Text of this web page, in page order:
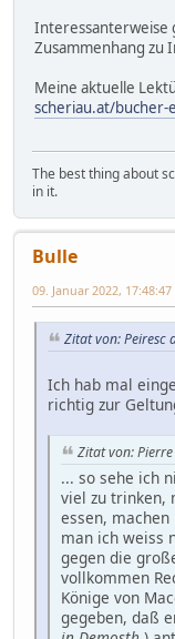
Interessanterweise
Zusammenhang zu
Meine aktuelle
scheriau.at/
The best thing about
in it.
Bulle
09. Januar 2022, 17:48:47
Zitat von: Peiresc
Ich hab mal
richtig zur
Zitat von: Pierre
... so sehe ich
viel zu trinken,
essen,
man ich weiss
gegen die
vollkommen
Könige von
gegeben, daß